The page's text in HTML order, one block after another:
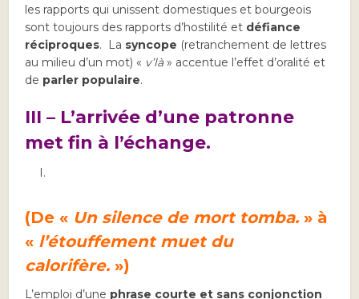
les rapports qui unissent domestiques et bourgeois
sont toujours des rapports d’hostilité et défiance
réciproques. La syncope (retranchement de lettres
au milieu d’un mot) « v’là» accentue l’effet d’oralité et
de parler populaire.
III – L’arrivée d’une patronne
met fin à l’échange.
(De « Un silence de mort tomba. » à
« l’étouffement muet du
calorifère. »)
L’emploi d’une phrase courte et sans conjonction